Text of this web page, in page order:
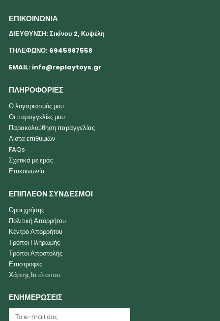
ΕΠΙΚΟΙΝΩΝΙΑ
ΔΙΕΥΘΥΝΣΗ: Σικίνου 2, Κυψέλη
ΤΗΛΕΦΩΝΟ: 6945987558
EMAIL: info@replaytoys.gr
ΠΛΗΡΟΦΟΡΙΕΣ
Ο λογαριασμός μου
Οι παραγγελίες μου
Παρακολούθηση παραγγελίας
Λίστα επιθυμιών
FAQs
Σχετικά με εμάς
Επικοινωνία
ΕΠΙΠΛΕΟΝ ΣΥΝΔΕΣΜΟΙ
Όροι χρήσης
Πολιτική Απορρήτου
Κέντρο Απορρήτου
Τρόποι Πληρωμής
Τρόποι Αποστολής
Επιστροφές
Χάρτης Ιστότοπου
ΕΝΗΜΕΡΩΣΕΙΣ